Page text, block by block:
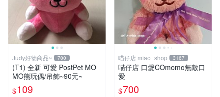
Judy好物商品~ 700
(T1) 全新 可愛 PostPet MO
MO熊玩偶/吊飾~90元~
$109
喵仔店 miao_shop 3167
喵仔店 口愛COmomo無敵口
愛
$700